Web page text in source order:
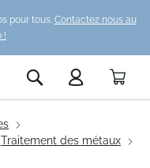
pour tous. Contactez nous au
!
Rechercher
Traitement des métaux